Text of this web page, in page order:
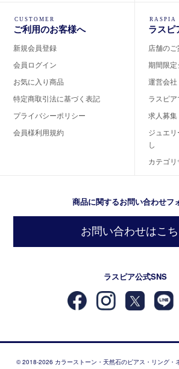
CUSTOMER
ご利用のお客様へ
新規会員登録
会員ログイン
お気に入り商品
特定商取引法に基づく表記
プライバシーポリシー
会員様利用規約
RASPIA
ラスピ
店舗のご
期間限
運営会社
ラスピ
求人募集
ジュエ
し
カテゴ
商品に関するお問い合わせフ
お問い合わせはこち
ラスピア公式SNS
© 2018-2026 カラーストーン・天然石のピアス・リング・